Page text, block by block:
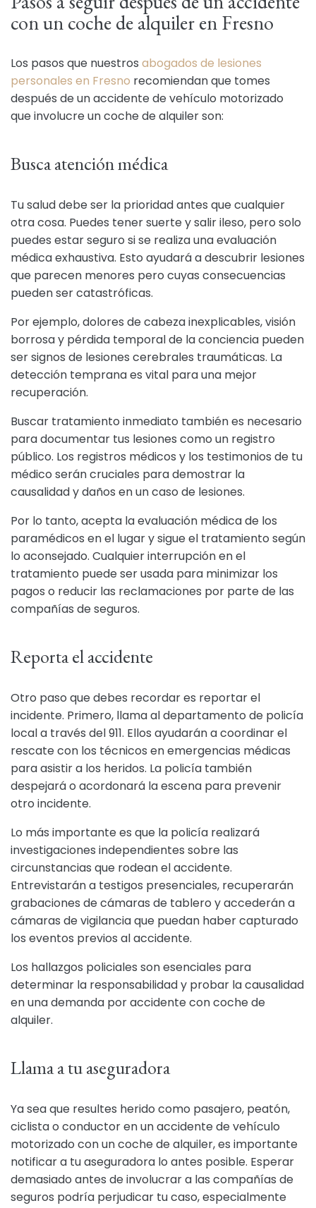
con un coche de alquiler en Fresno
Los pasos que nuestros abogados de lesiones
personales en Fresno recomiendan que tomes
después de un accidente de vehículo motorizado
que involucre un coche de alquiler son:
Busca atención médica
Tu salud debe ser la prioridad antes que cualquier
otra cosa. Puedes tener suerte y salir ileso, pero solo
puedes estar seguro si se realiza una evaluación
médica exhaustiva. Esto ayudará a descubrir lesiones
que parecen menores pero cuyas consecuencias
pueden ser catastróficas.
Por ejemplo, dolores de cabeza inexplicables, visión
borrosa y pérdida temporal de la conciencia pueden
ser signos de lesiones cerebrales traumáticas. La
detección temprana es vital para una mejor
recuperación.
Buscar tratamiento inmediato también es necesario
para documentar tus lesiones como un registro
público. Los registros médicos y los testimonios de tu
médico serán cruciales para demostrar la
causalidad ydaños en un caso de lesiones.
Por lo tanto, acepta la evaluación médica de los
paramédicos en el lugar y sigue el tratamiento según
lo aconsejado. Cualquier interrupción en el
tratamiento puede ser usada para minimizar los
pagos o reducir las reclamaciones por parte de las
compañías de seguros.
Reporta el accidente
Otro paso que debes recordar es reportar el
incidente. Primero, llama al departamento de policía
local a través del 911. Ellos ayudarán a coordinar el
rescate con los técnicos en emergencias médicas
para asistir a los heridos. La policía también
despejará o acordonará la escena para prevenir
otro incidente.
Lo más importante es que la policía realizará
investigaciones independientes sobre las
circunstancias que rodean el accidente.
Entrevistarán a testigos presenciales, recuperarán
grabaciones de cámaras de tablero y accederán a
cámaras de vigilancia que puedan haber capturado
los eventos previos al accidente.
Los hallazgos policiales son esenciales para
determinar la responsabilidad y probar la causalidad
en una demanda por accidente con coche de
alquiler.
Llama a tu aseguradora
Ya sea que resultes herido como pasajero, peatón,
ciclista o conductor en un accidente de vehículo
motorizado con un coche de alquiler, es importante
notificar a tu aseguradora lo antes posible. Esperar
demasiado antes de involucrar a las compañías de
seguros podría perjudicar tu caso, especialmente